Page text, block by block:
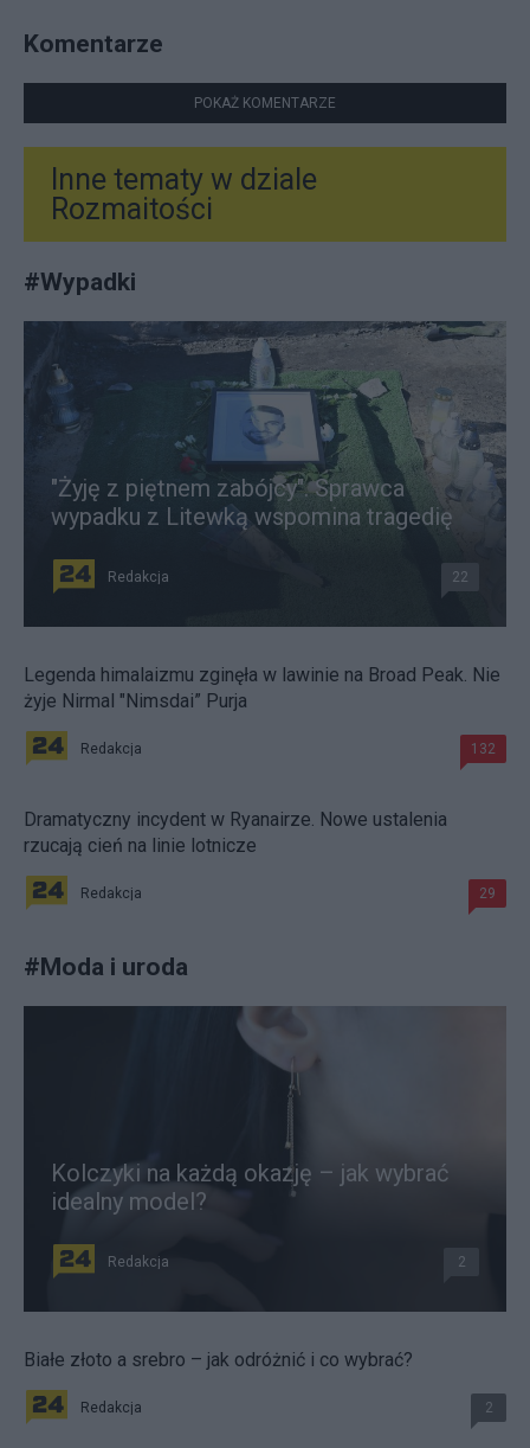
Komentarze
POKAŻ KOMENTARZE
Inne tematy w dziale
Rozmaitości
#Wypadki
"Żyję z piętnem zabójcy". Sprawca
wypadku z Litewką wspomina tragedię
Redakcja 22
Legenda himalaizmu zginęła w lawinie na Broad Peak. Nie
żyje Nirmal "Nimsdai” Purja
Redakcja 132
Dramatyczny incydent w Ryanairze. Nowe ustalenia
rzucają cień na linie lotnicze
Redakcja 29
#Moda i uroda
Kolczyki na każdą okazję – jak wybrać
idealny model?
Redakcja 2
Białe złoto a srebro – jak odróżnić i co wybrać?
Redakcja 2